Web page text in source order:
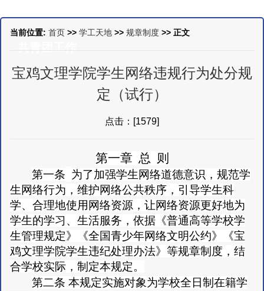
共青团工作
当前位置: 首页 >> 学工天地 >> 规章制度 >> 正文
宝鸡文理学院学生网络违规行为处分规
定（试行）
点击：[1579]
第一章 总 则
第一条 为了加强学生网络道德意识，规范学
生网络行为，维护网络公共秩序，引导学生科
学、合理地使用网络资源，让网络资源更好地为
学生的学习、生活服务，依据《普通高等学校学
生管理规定》《全国青少年网络文明公约》《宝
鸡文理学院学生违纪处理办法》等规章制度，结
合学校实际，制定本规定。
第二条 本规定实施对象为学校全日制在籍学